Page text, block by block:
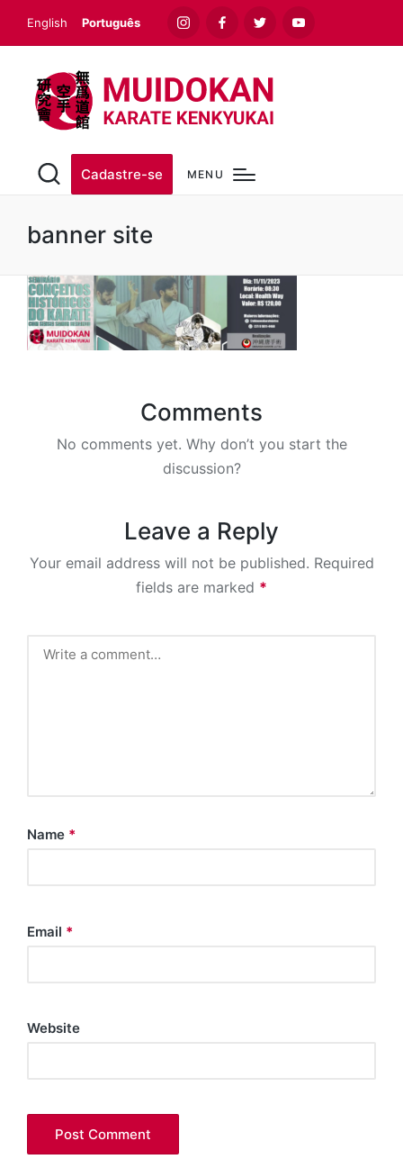
English Português
InstagramFacebookTwitterYoutube
Cadastre-se MENU
banner site
Comments
No comments yet. Why don’t you start the
discussion?
Leave a Reply
Your email address will not be published. Required
fields are marked *
Name *
Email *
Website